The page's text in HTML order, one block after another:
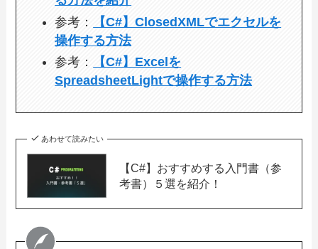
参考：
【C#】ClosedXMLでエクセルを
操作する方法
参考：
【C#】Excelを
SpreadsheetLightで操作する方法
あわせて読みたい
【C#】おすすめする入門書（参
考書）５選を紹介！